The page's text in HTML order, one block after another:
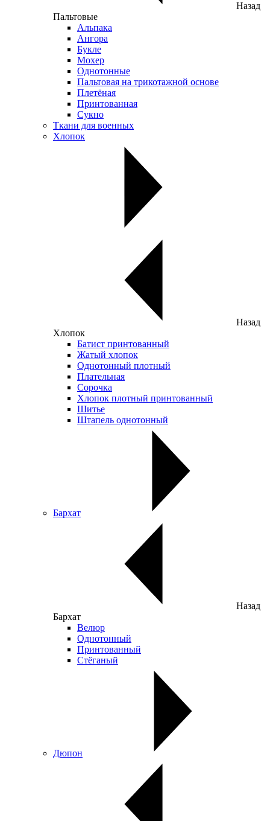
Назад
Пальтовые
Альпака
Ангора
Букле
Мохер
Однотонные
Пальтовая на трикотажной основе
Плетёная
Принтованная
Сукно
Ткани для военных
Хлопок
Назад
Хлопок
Батист принтованный
Жатый хлопок
Однотонный плотный
Плательная
Сорочка
Хлопок плотный принтованный
Шитье
Штапель однотонный
Бархат
Назад
Бархат
Велюр
Однотонный
Принтованный
Стёганый
Дюпон